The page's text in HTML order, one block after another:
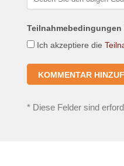
Teilnahmebedingungen
Ich akzeptiere die
*Diese Felder sind